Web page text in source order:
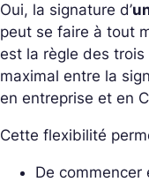
Oui, la signature d’
peut se faire à tout
est la règle des
maximal entre la
en entreprise et en
Cette flexibilité
De